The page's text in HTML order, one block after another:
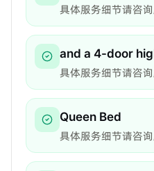
具体服务细节请咨
and a 4-door
具体服务细节请咨
Queen Bed
具体服务细节请咨